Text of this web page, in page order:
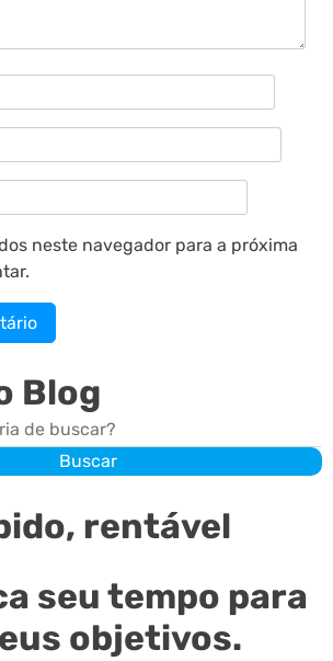
neste navegador para a próxima
Blog
Buscar
rentável
seu tempo para
objetivos.